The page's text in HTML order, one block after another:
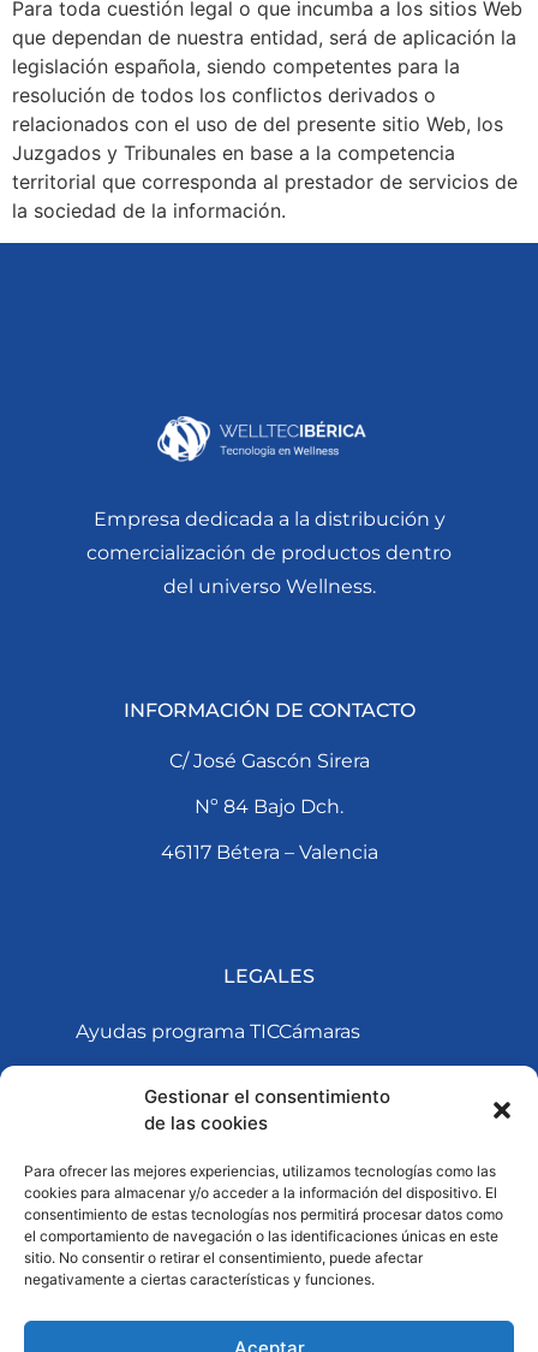
Gestionar el consentimiento
de las cookies
Para ofrecer las mejores experiencias, utilizamos tecnologías como las
cookies para almacenar y/o acceder a la información del dispositivo. El
consentimiento de estas tecnologías nos permitirá procesar datos como
el comportamiento de navegación o las identificaciones únicas en este
sitio. No consentir o retirar el consentimiento, puede afectar
negativamente a ciertas características y funciones.
Aceptar
Para toda cuestión legal o que incumba a los sitios Web
que dependan de nuestra entidad, será de aplicación la
legislación española, siendo competentes para la
resolución de todos los conflictos derivados o
relacionados con el uso de del presente sitio Web, los
Juzgados y Tribunales en base a la competencia
territorial que corresponda al prestador de servicios de
la sociedad de la información.
Empresa dedicada a la distribución y
comercialización de productos dentro
del universo Wellness.
INFORMACIÓN DE CONTACTO
C/ José Gascón Sirera
Nº 84 Bajo Dch.
46117 Bétera – Valencia
LEGALES
Ayudas programa TICCámaras
POLÍTICA DE PRIVACIDAD Y AVISO